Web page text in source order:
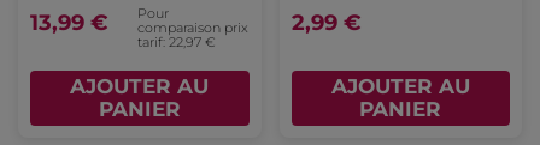
13,99 €
Pour
comparaison prix
tarif: 22,97 €
AJOUTER AU
PANIER
2,99 €
AJOUTER AU
PANIER